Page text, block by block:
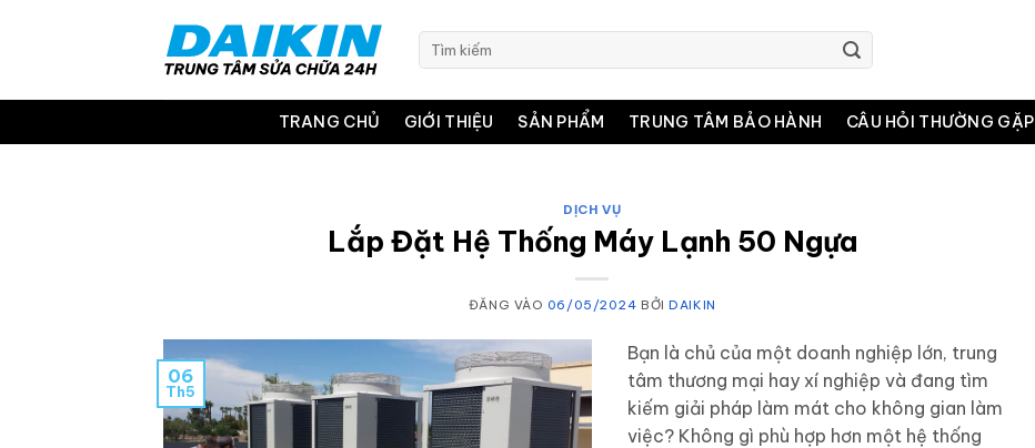
dung
Tìm
TRANG CHỦ GIỚI THIỆU SẢN PHẨM TRUNG TÂM BẢO HÀNH CÂU HỎI THƯỜNG GẶP
DỊCH VỤ
Lắp Đặt Hệ Thống Máy Lạnh 50 Ngựa
ĐĂNG VÀO 06/05/2024 BỞIDAIKIN
06
Th5
Bạn là chủ của một doanh nghiệp lớn, trung
tâm thương mại hay xí nghiệp và đang tìm
kiếm giải pháp làm mát cho không gian làm
việc? Không gì phù hợp hơn một hệ thống